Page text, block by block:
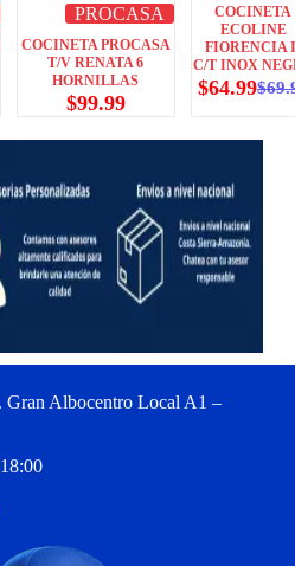
PROCASA
COCINETA PROCASA
T/V RENATA 6
HORNILLAS
$99.99
COCINETA
ECOLINE
FIORENCIA
C/T INOX
$
$64.99
Gran Albocentro Local A1 –